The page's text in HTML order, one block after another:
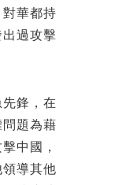
對華都持
過攻擊
鋒，在
問題為藉
中國，
領導其他